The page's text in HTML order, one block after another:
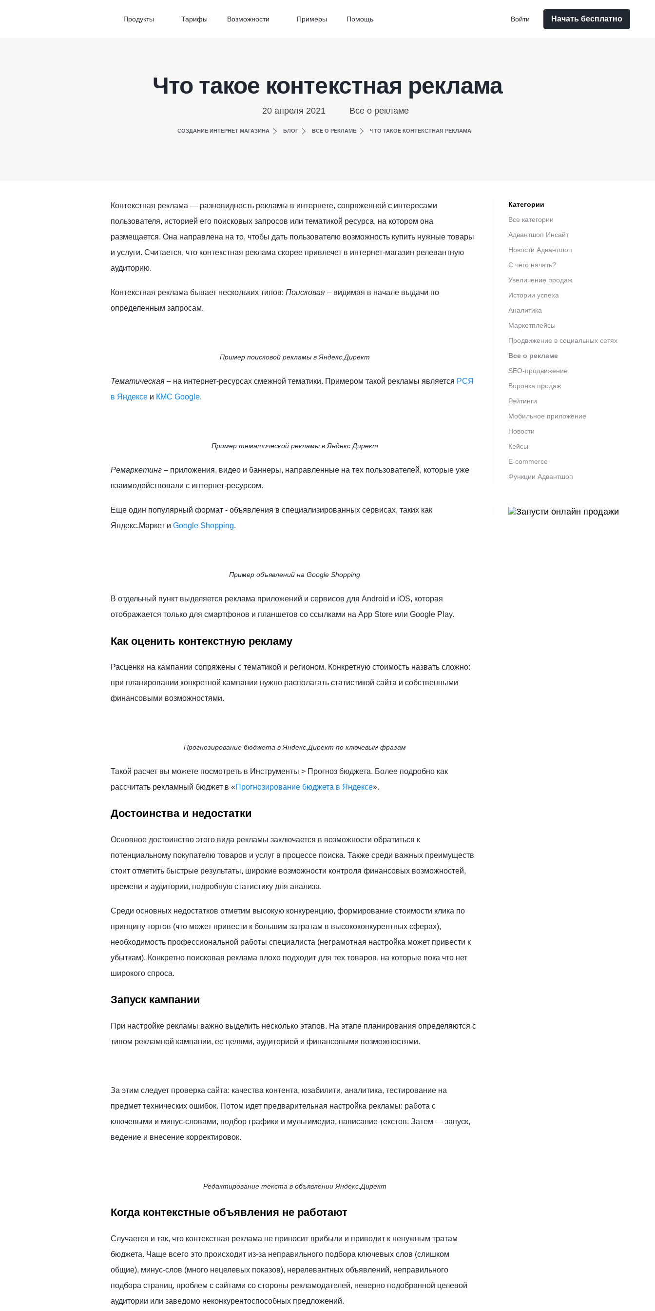
Продукты Тарифы Возможности Примеры Помощь Начать бесплатно
Войти
Что такое контекстная реклама
20 апреля 2021 Все о рекламе
СОЗДАНИЕ ИНТЕРНЕТ МАГАЗИНА БЛОГ ВСЕ О РЕКЛАМЕ ЧТО ТАКОЕ КОНТЕКСТНАЯ РЕКЛАМА
Категории
Все категории
Адвантшоп Инсайт
Новости Адвантшоп
С чего начать?
Увеличение продаж
Истории успеха
Аналитика
Маркетплейсы
Продвижение в социальных сетях
Все о рекламе
SEO-продвижение
Воронка продаж
Рейтинги
Мобильное приложение
Новости
Кейсы
E-commerce
Функции Адвантшоп
Контекстная реклама — разновидность рекламы в интернете, сопряженной с интересами
пользователя, историей его поисковых запросов или тематикой ресурса, на котором она
размещается. Она направлена на то, чтобы дать пользователю возможность купить нужные товары
и услуги. Считается, что контекстная реклама скорее привлечет в интернет-магазин релевантную
аудиторию.
Контекстная реклама бывает нескольких типов: Поисковая – видимая в начале выдачи по
определенным запросам.
Пример поисковой рекламы в Яндекс.Директ
Тематическая – на интернет-ресурсах смежной тематики. Примером такой рекламы является РСЯ
в Яндексе и КМС Google.
Пример тематической рекламы в Яндекс.Директ
Ремаркетинг – приложения, видео и баннеры, направленные на тех пользователей, которые уже
взаимодействовали с интернет-ресурсом.
Еще один популярный формат - объявления в специализированных сервисах, таких как
Яндекс.Маркет и Google Shopping.
Пример объявлений на Google Shopping
В отдельный пункт выделяется реклама приложений и сервисов для Android и iOS, которая
отображается только для смартфонов и планшетов со ссылками на App Store или Google Play.
Как оценить контекстную рекламу
Расценки на кампании сопряжены с тематикой и регионом. Конкретную стоимость назвать сложно:
при планировании конкретной кампании нужно располагать статистикой сайта и собственными
финансовыми возможностями.
Прогнозирование бюджета в Яндекс.Директ по ключевым фразам
Такой расчет вы можете посмотреть в Инструменты > Прогноз бюджета. Более подробно как
рассчитать рекламный бюджет в «Прогнозирование бюджета в Яндексе».
Достоинства и недостатки
Основное достоинство этого вида рекламы заключается в возможности обратиться к
потенциальному покупателю товаров и услуг в процессе поиска. Также среди важных преимуществ
стоит отметить быстрые результаты, широкие возможности контроля финансовых возможностей,
времени и аудитории, подробную статистику для анализа.
Среди основных недостатков отметим высокую конкуренцию, формирование стоимости клика по
принципу торгов (что может привести к большим затратам в высококонкурентных сферах),
необходимость профессиональной работы специалиста (неграмотная настройка может привести к
убыткам). Конкретно поисковая реклама плохо подходит для тех товаров, на которые пока что нет
широкого спроса.
Запуск кампании
При настройке рекламы важно выделить несколько этапов. На этапе планирования определяются с
типом рекламной кампании, ее целями, аудиторией и финансовыми возможностями.
За этим следует проверка сайта: качества контента, юзабилити, аналитика, тестирование на
предмет технических ошибок. Потом идет предварительная настройка рекламы: работа с
ключевыми и минус-словами, подбор графики и мультимедиа, написание текстов. Затем — запуск,
ведение и внесение корректировок.
Редактирование текста в объявлении Яндекс.Директ
Когда контекстные объявления не работают
Случается и так, что контекстная реклама не приносит прибыли и приводит к ненужным тратам
бюджета. Чаще всего это происходит из-за неправильного подбора ключевых слов (слишком
общие), минус-слов (много нецелевых показов), нерелевантных объявлений, неправильного
подбора страниц, проблем с сайтами со стороны рекламодателей, неверно подобранной целевой
аудитории или заведомо неконкурентоспособных предложений.